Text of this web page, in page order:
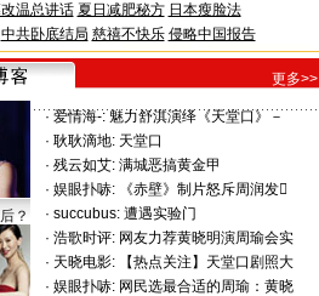
温总讲话 夏日减肥秘方 日本瘦脸法
中共卧底结局 慈禧不快乐 侵略中国报告
更多>>
？
· 爱情海-: 魅力舒淇演绎《天堂口》－
· 耿耿滴地: 天堂口
· 残云如艾: 满城恶搞黄金甲
· 娱眼扑哧:
《赤壁》制片怒斥周润发
· succubus: 遭遇实验门
· 浩歌时评: 网友力荐黄晓明演周瑜会实
· 天晓电影:
【热点关注】天堂口剧照大
· 娱眼扑哧: 网民选最合适的周瑜：黄晓